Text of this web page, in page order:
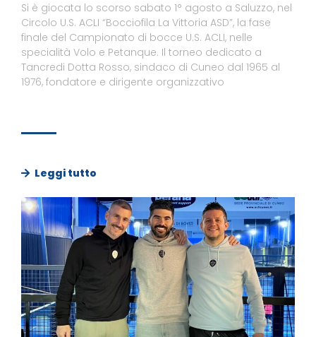
Si è giocata lo scorso sabato 1° agosto a Saluzzo, nel
Circolo U.S. ACLI “Bocciofila La Vittoria ASD”, la fase
finale del Campionato di bocce U.S. ACLI, nelle
specialità Volo e Petanque. Il torneo dedicato a
Tancredi Dotta Rosso, sindaco di Cuneo dal 1965 al
1976, fondatore e dirigente organizzativo
Leggi tutto